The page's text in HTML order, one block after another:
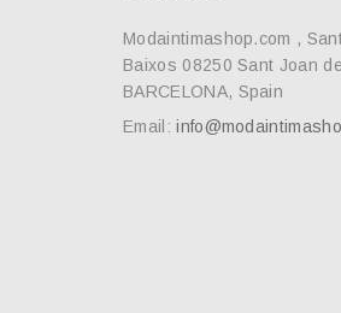
Modaintimashop.com ,
Baixos 08250 Sant Joan
BARCELONA, Spain
Email: